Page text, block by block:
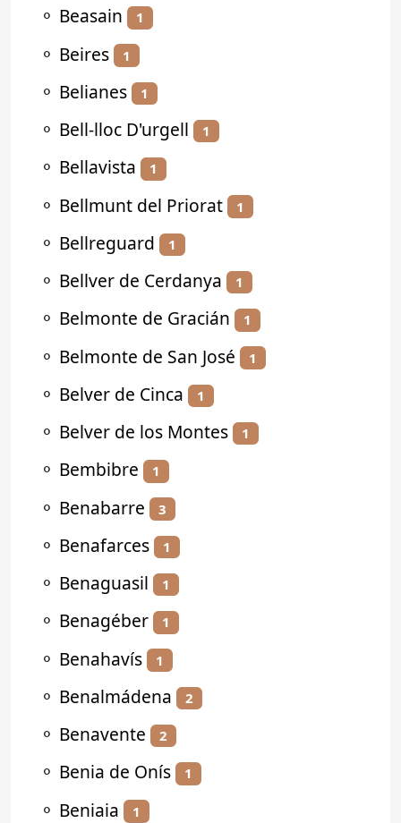
⚬ Beasain 1
⚬ Beires 1
⚬ Belianes 1
⚬ Bell-lloc D'urgell 1
⚬ Bellavista 1
⚬ Bellmunt del Priorat 1
⚬ Bellreguard 1
⚬ Bellver de Cerdanya 1
⚬ Belmonte de Gracián 1
⚬ Belmonte de San José 1
⚬ Belver de Cinca 1
⚬ Belver de los Montes 1
⚬ Bembibre 1
⚬ Benabarre 3
⚬ Benafarces 1
⚬ Benaguasil 1
⚬ Benagéber 1
⚬ Benahavís 1
⚬ Benalmádena 2
⚬ Benavente 2
⚬ Benia de Onís 1
⚬ Beniaia 1